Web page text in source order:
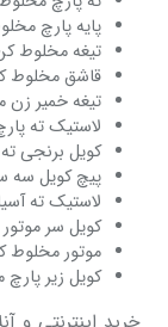
پایه پارچ
تیغه مخلوط
قاشق مخلوط
تیغه خمیر
لاستیک ته
کویل برنجی
پیچ کویل سه
لاستیک ته
کویل سر
موتور مخلوط
کویل زیر